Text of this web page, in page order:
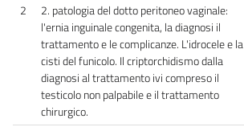
2
2. patologia del dotto peritoneo vaginale:
l'ernia inguinale congenita, la diagnosi il
trattamento e le complicanze. L'idrocele e la
cisti del funicolo. Il criptorchidismo dalla
diagnosi al trattamento ivi compreso il
testicolo non palpabile e il trattamento
chirurgico.